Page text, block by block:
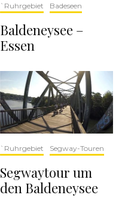
`Ruhrgebiet Badeseen
Baldeneysee –
Essen
`Ruhrgebiet Segway-Touren
Segwaytour um
den Baldeneysee